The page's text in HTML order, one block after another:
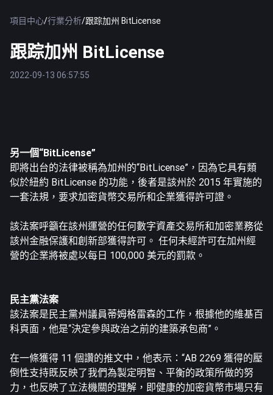
項目中心/行業分析/跟踪加州 BitLicense
跟踪加州 BitLicense
2022-09-13 06:57:55
另一個“BitLicense”
即將出台的法律被稱為加州的“BitLicense”，因為它具有類
似於紐約 BitLicense 的功能，後者是該州於 2015 年實施的
一套法規，要求加密貨幣交易所和企業獲得許可證。
該法案呼籲在該州運營的任何數字資產交易所和加密業務從
該州金融保護和創新部獲得許可。 任何未經許可在加州經
營的企業將被處以每日 100,000 美元的罰款。
民主黨法案
該法案是民主黨州議員蒂姆格雷森的工作，根據他的維基百
科頁面 ，他是“決定參與政治之前的建築承包商”。
在一條獲得 11 個讚的推文中，他表示：“AB 2269 獲得的壓
倒性支持既反映了我們為製定明智、平衡的政策所做的努
力，也反映了立法機關的理解，即健康的加密貨幣市場只有